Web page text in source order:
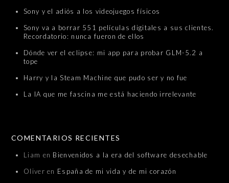
Sony y el adiós a los videojuegos físicos
Sony va a borrar 551 películas digitales a sus clientes.
Recordatorio: nunca fueron de ellos
Dónde ver el eclipse: mi app para probar GLM-5.2 a
tope
Harry y la Steam Machine que pudo ser y no fue
La IA que me fascina me está haciendo irrelevante
COMENTARIOS RECIENTES
Liam en Bienvenidos a la era del software desechable
Oliver en España de mi vida y de mi corazón